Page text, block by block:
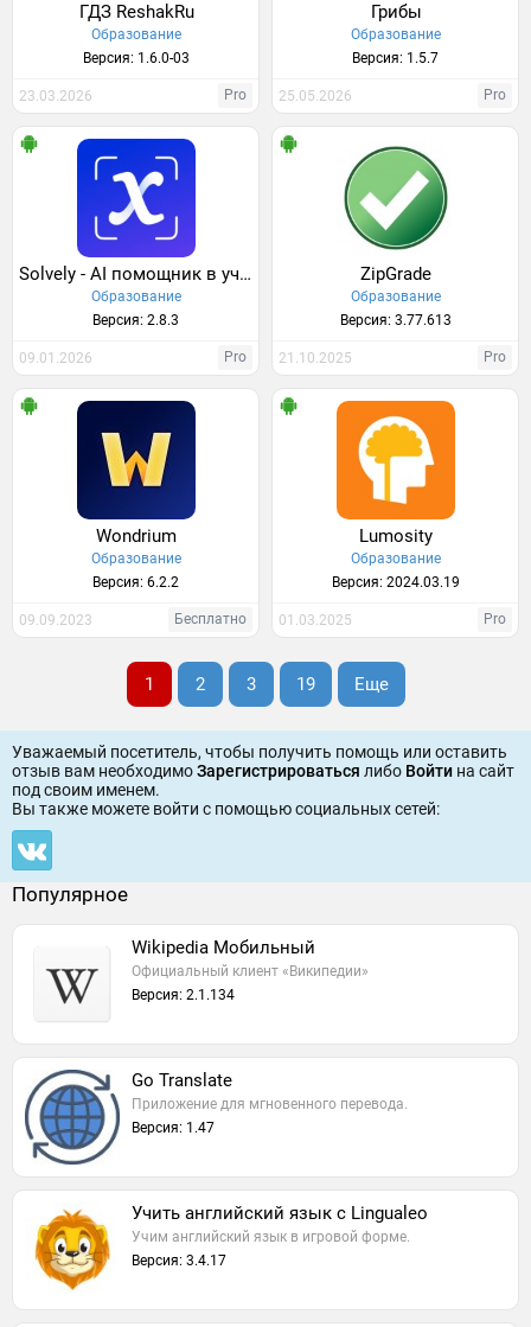
ГДЗ ReshakRu
Образование
Версия: 1.6.0-03
23.03.2026 Pro
Грибы
Образование
Версия: 1.5.7
25.05.2026 Pro
Solvely - AI помощник в учебе
Образование
Версия: 2.8.3
09.01.2026 Pro
ZipGrade
Образование
Версия: 3.77.613
21.10.2025 Pro
Wondrium
Образование
Версия: 6.2.2
09.09.2023 Бесплатно
Lumosity
Образование
Версия: 2024.03.19
01.03.2025 Pro
1 2 3 19 Еще
Уважаемый посетитель, чтобы получить помощь или оставить
отзыв вам необходимоЗарегистрироваться либо Войти на сайт
под своим именем.
Вы также можете войти c помощью социальных сетей:
Популярное
Wikipedia Мобильный
Официальный клиент «Википедии»
Версия: 2.1.134
Go Translate
Приложение для мгновенного перевода.
Версия: 1.47
Учить английский язык с Lingualeo
Учим английский язык в игровой форме.
Версия: 3.4.17